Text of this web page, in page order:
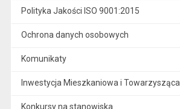
Polityka Jakości ISO 9001:2015
Ochrona danych osobowych
Komunikaty
Inwestycja Mieszkaniowa i Towarzysząca
Konkursy na stanowiska